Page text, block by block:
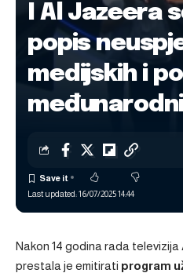
I Al Jazeera
popis
medijskih i
Last updated: 16/07/2025 14:44
Nakon 14 godina rada televizija
prestala je emitirati program